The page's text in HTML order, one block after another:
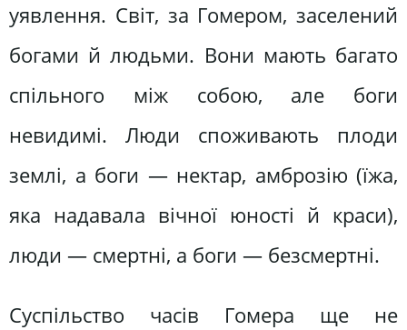
уявлення. Світ, за Гомером, заселений
богами й людьми. Вони мають багато
спільного між собою, але боги
невидимі. Люди споживають плоди
землі, а боги — нектар, амброзію (їжа,
яка надавала вічної юності й краси),
люди — смертні, а боги — безсмертні.
Суспільство часів Гомера ще не